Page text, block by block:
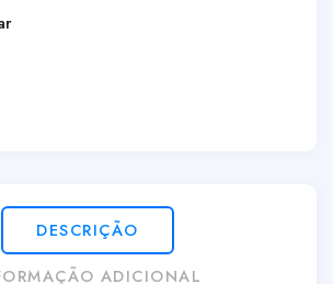
DESCRIÇÃO
ADICIONAL